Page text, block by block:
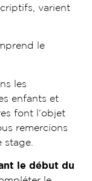
varient
le
les
enfants et
font l’objet
remercions
le début du